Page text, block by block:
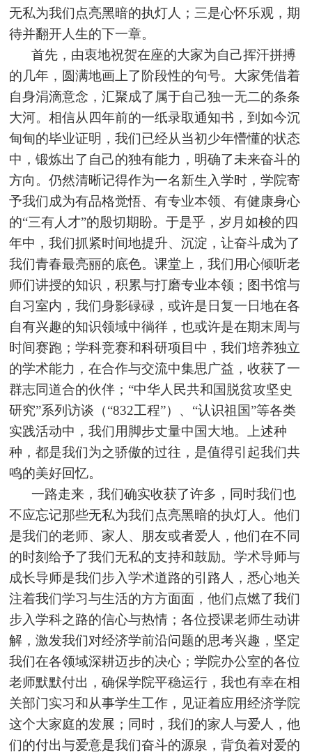
无私为我们点亮黑暗的执灯人；三是心怀乐观，期
待并翻开人生的下一章。
首先，由衷地祝贺在座的大家为自己挥汗拼搏
的几年，圆满地画上了阶段性的句号。大家凭借着
自身涓滴意念，汇聚成了属于自己独一无二的条条
大河。相信从四年前的一纸录取通知书，到如今沉
甸甸的毕业证明，我们已经从当初少年懵懂的状态
中，锻炼出了自己的独有能力，明确了未来奋斗的
方向。仍然清晰记得作为一名新生入学时，学院寄
予我们成为有品格觉悟、有专业本领、有健康身心
的“三有人才”的殷切期盼。于是乎，岁月如梭的四
年中，我们抓紧时间地提升、沉淀，让奋斗成为了
我们青春最亮丽的底色。课堂上，我们用心倾听老
师们讲授的知识，积累与打磨专业本领；图书馆与
自习室内，我们身影碌碌，或许是日复一日地在各
自有兴趣的知识领域中徜徉，也或许是在期末周与
时间赛跑；学科竞赛和科研项目中，我们培养独立
的学术能力，在合作与交流中集思广益，收获了一
群志同道合的伙伴；“中华人民共和国脱贫攻坚史
研究”系列访谈（“832工程”）、“认识祖国”等各类
实践活动中，我们用脚步丈量中国大地。上述种
种，都是我们为之骄傲的过往，是值得引起我们共
鸣的美好回忆。
一路走来，我们确实收获了许多，同时我们也
不应忘记那些无私为我们点亮黑暗的执灯人。他们
是我们的老师、家人、朋友或者爱人，他们在不同
的时刻给予了我们无私的支持和鼓励。学术导师与
成长导师是我们步入学术道路的引路人，悉心地关
注着我们学习与生活的方方面面，他们点燃了我们
步入学科之路的信心与热情；各位授课老师生动讲
解，激发我们对经济学前沿问题的思考兴趣，坚定
我们在各领域深耕迈步的决心；学院办公室的各位
老师默默付出，确保学院平稳运行，我也有幸在相
关部门实习和从事学生工作， 见证着应用经济学院
这个大家庭的发展；同时，我们的家人与爱人，他
们的付出与爱意是我们奋斗的源泉，背负着对爱的